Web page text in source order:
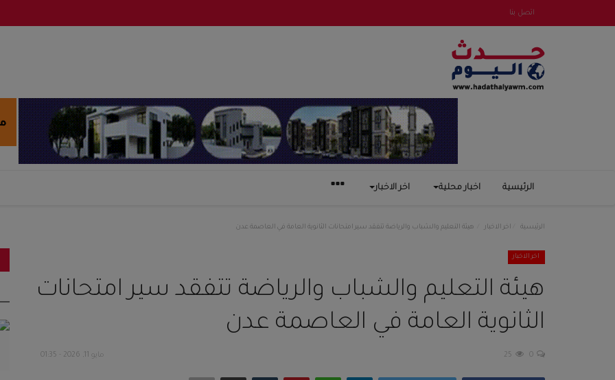
اتصل بنا
الرئيسية اخبار محلية اخر الاخبار
الرئيسية اخر الاخبار هيئة التعليم والشباب والرياضة تتفقد سير امتحانات الثانوية العامة في العاصمة عدن
اخر الاخبار
هيئة التعليم والشباب والرياضة تتفقد سير امتحانات
الثانوية العامة في العاصمة عدن
مايو 11, 2026 - 01:35 0
25